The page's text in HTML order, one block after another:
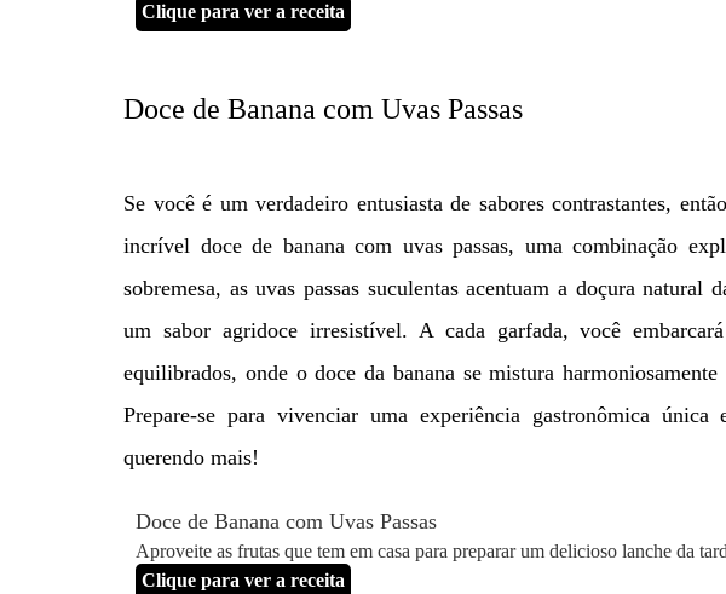
Clique para ver a receita
Doce de Banana com Uvas Passas
Se você é um verdadeiro entusiasta de sabores contrastantes,
incrível doce de banana com uvas passas, uma combinação
sobremesa, as uvas passas suculentas acentuam a doçura natural
um sabor agridoce irresistível. A cada garfada, você
equilibrados, onde o doce da banana se mistura
Prepare-se para vivenciar uma experiência gastronômica
querendo mais!
Doce de Banana com Uvas Passas
Aproveite as frutas que tem em casa para preparar um delicioso lanche da
Clique para ver a receita